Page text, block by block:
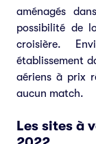
aménagés
possibilité de
croisière.
établissement
aériens à prix
aucun match.
Les sites à